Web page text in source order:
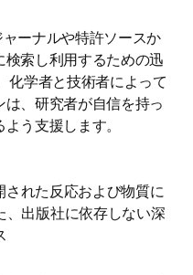
ャーナルや特許ソースか
索し利用するための迅
化学者と技術者によって
、研究者が自信を持っ
う支援します。
された反応および物質に
、出版社に依存しない深